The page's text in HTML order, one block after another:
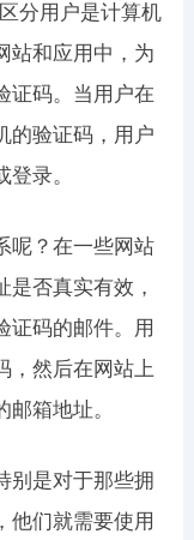
分用户是计算机
站和应用中，为
证码。当用户在
的验证码，用户
录。
呢？在一些网站
否真实有效，
证码的邮件。用
，然后在网站上
箱地址。
别是对于那些拥
他们就需要使用